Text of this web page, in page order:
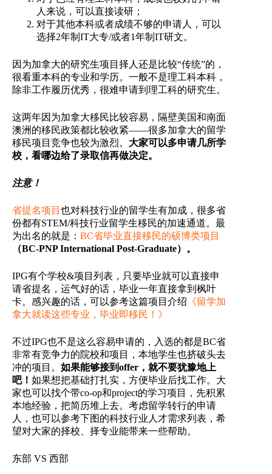
人来说，可以直接读研；
对于其他本科或者成绩不够的申请人，可以
选择2年制IT大专/或者1年制IT研文。
因为加拿大的研究生项目择人还是比较“传统”的，
很看重本科的专业和学历。一般不是理工科本科，
除非工作履历优秀，很难申请到理工科的研究生。
这两年因为加拿大移民比较容易，隔壁美国和南面
澳洲的移民政策都比较收紧——很多加拿大的留学
移民项目竞争也较为激烈。 大家可以多申请几所学
校，看哪边给了录取信再做决定。
注意！
省提名项目 也对科技行业的留学生有加成，很多省
份都有STEM/科技行业留学生移民的加速通道。最
为出名的就是： BC省毕业直接移民的硕博类项目
（BC-PNP International Post-Graduate）。
IPG有个学校&项目列表，只要毕业就可以直接申
请省提名，运气好的话，毕业一年直接拿到枫叶
卡。感兴趣的话，可以参考这篇项目介绍 《留学加
拿大就读这些专业，毕业即移民！》
不过IPG也不是这么容易申请的，入选的都是BC省
非常有竞争力的院校和项目，本地学生也挤破头去
冲的项目。 如果能够接到offer，就不要犹豫地上
吧！ 如果想把基础打扎实，方便毕业后找工作。大
家也可以找个带co-op和project的学习项目，先积累
本地经验，把简历堆上去。考虑留学转行的申请
人，也可以参考下图的科技行业人才需求列表，希
望对大家的择校、择专业能带来一些帮助。
东部 VS 西部